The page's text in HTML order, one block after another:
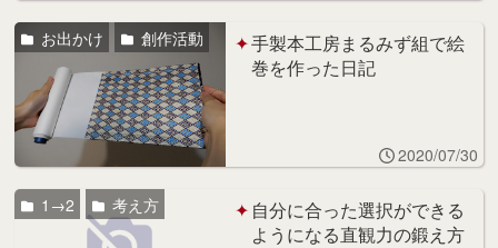
手製本工房まるみず組で絵
巻を作った日記
お出かけ 創作活動
2020/07/30
自分に合った選択ができる
ようになる直観力の鍛え方
1→2 考え方